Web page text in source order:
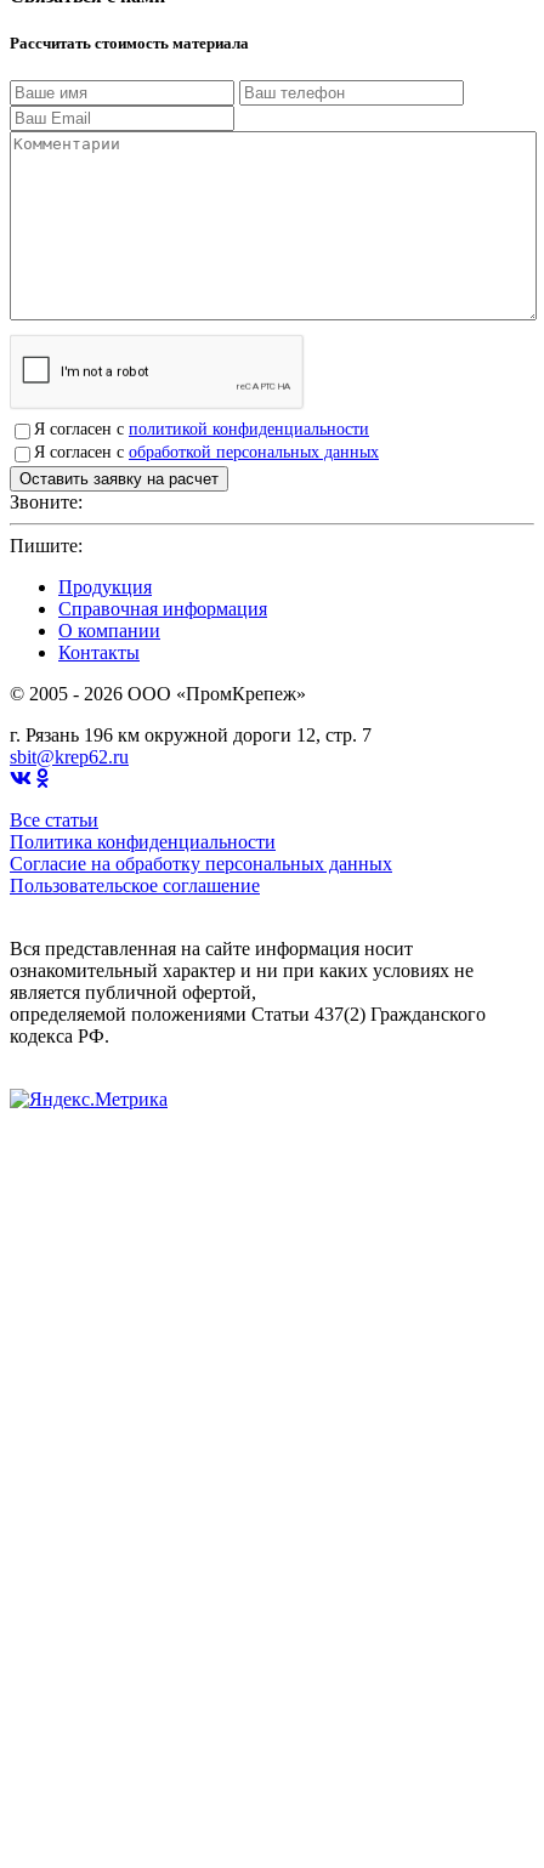
Рассчитать стоимость материала
Я согласен с политикой конфиденциальности
Я согласен с обработкой персональных данных
Звоните:
Пишите:
Продукция
Справочная информация
О компании
Контакты
© 2005 - 2026 OOO «ПромКрепеж»
г. Рязань 196 км окружной дороги 12, стр. 7
sbit@krep62.ru
Все статьи
Политика конфиденциальности
Согласие на обработку персональных данных
Пользовательское соглашение
Вся представленная на сайте информация носит
ознакомительный характер и ни при каких условиях не
является публичной офертой,
определяемой положениями Статьи 437(2) Гражданского
кодекса РФ.